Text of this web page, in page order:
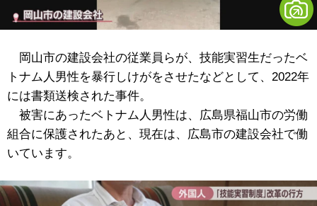
岡山市の建設会社の従業員らが、技能実習生だったベ
トナム人男性を暴行しけがをさせたなどとして、2022年
には書類送検された事件。
被害にあったベトナム人男性は、広島県福山市の労働
組合に保護されたあと、現在は、広島市の建設会社で働
いています。